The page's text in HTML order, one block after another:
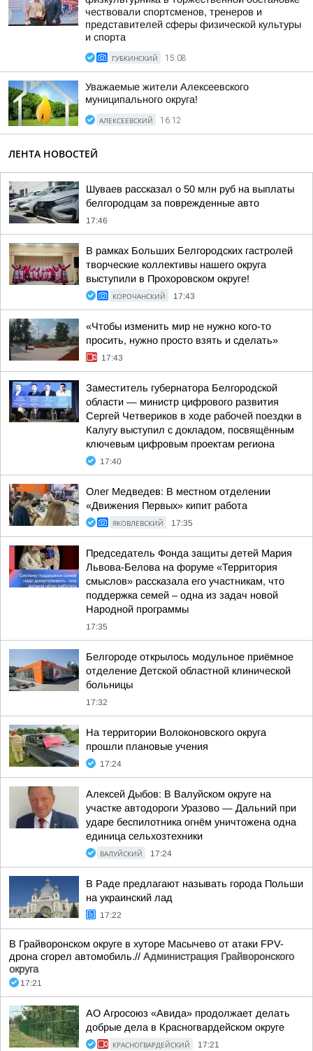
чествовали спортсменов, тренеров и
представителей сферы физической культуры
и спорта
ГУБКИНСКИЙ 15:08
Уважаемые жители Алексеевского
муниципального округа!
АЛЕКСЕЕВСКИЙ 16:12
ЛЕНТА НОВОСТЕЙ
Шуваев рассказал о 50 млн руб на выплаты
белгородцам за поврежденные авто
17:46
В рамках Больших Белгородских гастролей
творческие коллективы нашего округа
выступили в Прохоровском округе!
КОРОЧАНСКИЙ 17:43
«Чтобы изменить мир не нужно кого-то
просить, нужно просто взять и сделать»
17:43
Заместитель губернатора Белгородской
области — министр цифрового развития
Сергей Четвериков в ходе рабочей поездки в
Калугу выступил с докладом, посвящённым
ключевым цифровым проектам региона
17:40
Олег Медведев: В местном отделении
«Движения Первых» кипит работа
ЯКОВЛЕВСКИЙ 17:35
Председатель Фонда защиты детей Мария
Львова-Белова на форуме «Территория
смыслов» рассказала его участникам, что
поддержка семей – одна из задач новой
Народной программы
17:35
Белгороде открылось модульное приёмное
отделение Детской областной клинической
больницы
17:32
На территории Волоконовского округа
прошли плановые учения
17:24
Алексей Дыбов: В Валуйском округе на
участке автодороги Уразово — Дальний при
ударе беспилотника огнём уничтожена одна
единица сельхозтехники
ВАЛУЙСКИЙ 17:24
В Раде предлагают называть города Польши
на украинский лад
17:22
В Грайворонском округе в хуторе Масычево от атаки FPV-
дрона сгорел автомобиль.// Администрация Грайворонского
округа
17:21
АО Агросоюз «Авида» продолжает делать
добрые дела в Красногвардейском округе
КРАСНОГВАРДЕЙСКИЙ 17:21